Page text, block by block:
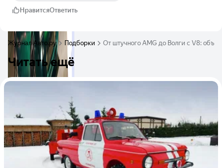
НравитсяОтветить
Журнал Авто.ру Подборки От штучного AMG до Волги с V8:
Читать ещё